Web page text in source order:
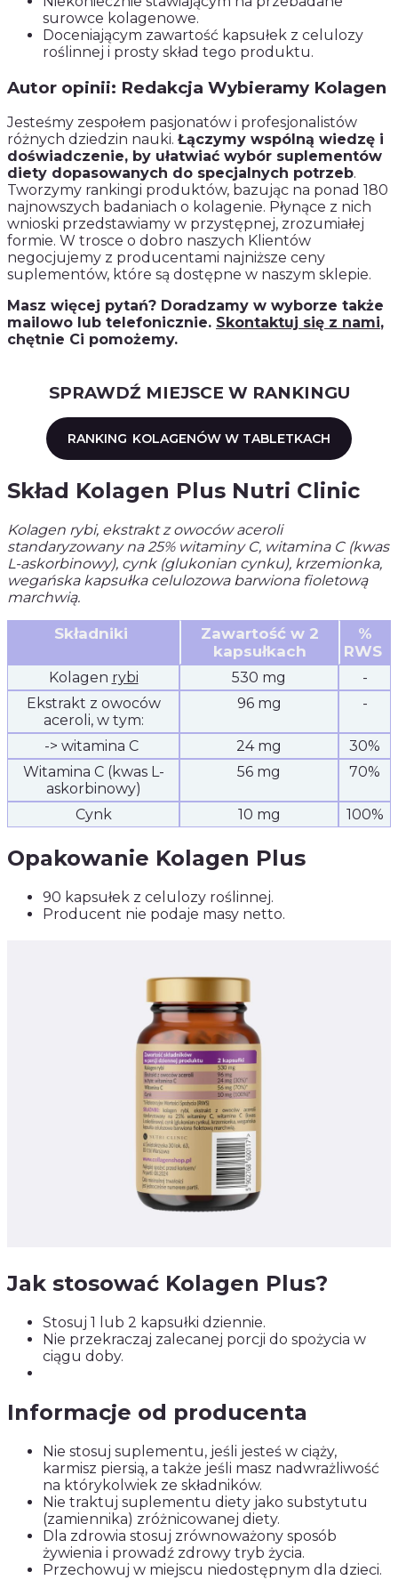
surowce kolagenowe.
Doceniającym zawartość kapsułek z celulozy
roślinnej i prosty skład tego produktu.
Autor opinii: Redakcja Wybieramy Kolagen
Jesteśmy zespołem pasjonatów i profesjonalistów
różnych dziedzin nauki. Łączymy wspólną wiedzę i
doświadczenie, by ułatwiać wybór suplementów
diety dopasowanych do specjalnych potrzeb.
Tworzymy rankingi produktów, bazując na ponad 180
najnowszych badaniach o kolagenie. Płynące z nich
wnioski przedstawiamy w przystępnej, zrozumiałej
formie. W trosce o dobro naszych Klientów
negocjujemy z producentami najniższe ceny
suplementów, które są dostępne w naszym sklepie.
Masz więcej pytań? Doradzamy w wyborze także
mailowo lub telefonicznie. Skontaktuj się z nami,
chętnie Ci pomożemy.
SPRAWDŹ MIEJSCE W RANKINGU
RANKING KOLAGENÓW W TABLETKACH
Skład Kolagen Plus Nutri Clinic
Kolagen rybi, ekstrakt z owoców aceroli
standaryzowany na 25% witaminy C, witamina C (kwas
L-askorbinowy), cynk (glukonian cynku), krzemionka,
wegańska kapsułka celulozowa barwiona fioletową
marchwią.
Składniki
Zawartość w 2
kapsułkach
%
RWS
Kolagen rybi 530 mg
-
Ekstrakt z owoców
aceroli, w tym:
96 mg -
-> witamina C 24 mg
30%
Witamina C (kwas L-
askorbinowy)
56 mg 70%
Cynk 10 mg 100%
Opakowanie Kolagen Plus
90 kapsułek z celulozy roślinnej.
Producent nie podaje masy netto.
Jak stosować Kolagen Plus?
Stosuj 1 lub 2 kapsułki dziennie.
Nie przekraczaj zalecanej porcji do spożycia w
ciągu doby.
Informacje od producenta
Nie stosuj suplementu, jeśli jesteś w ciąży,
karmisz piersią, a także jeśli masz nadwrażliwość
na którykolwiek ze składników.
Nie traktuj suplementu diety jako substytutu
(zamiennika) zróżnicowanej diety.
Dla zdrowia stosuj zrównoważony sposób
żywienia i prowadź zdrowy tryb życia.
Przechowuj w miejscu niedostępnym dla dzieci.